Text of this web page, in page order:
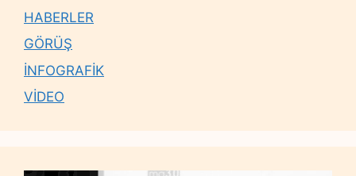
HABERLER
GÖRÜŞ
İNFOGRAFİK
VİDEO